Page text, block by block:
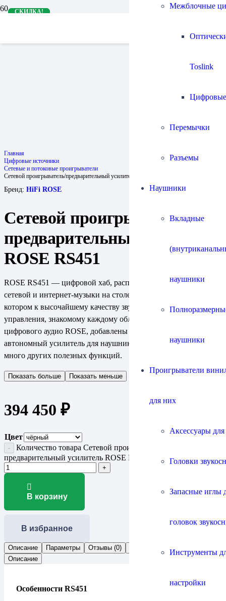
Межблочные
Toslink
Цифровые
Перемычки
Разъемы
Наушники
Вкладные
наушники
наушники
Проигрыватели
для них
Аксессуары
Головки
Запасные иглы
головок
Инструменты
настройки
Главная
Цифровые источники
Сетевые и потоковые проигрыватели
Сетевой проигрыватель/предварительный усилитель ROSE RS451
Бренд: HiFi ROSE
Сетевой проигрыватель/
предварительный усилитель
ROSE RS451
ROSE RS451 — цифровой хаб, распределительный центр для
сетевой и интернет-музыки на столе или в аудиосистеме, в
котором к высочайшему качеству звука и удобству
управления, знакомому каждому обладателю аппаратуры для
цифрового аудио ROSE, добавлены высококлассный
автономный усилитель для наушников, предусилитель и
много других полезных функций.
Показать больше Показать меньше
394 450 ₽
Цвет
Количество товара Сетевой проигрыватель/
предварительный усилитель ROSE RS451
В корзину
В избранное
Описание Параметры Отзывы (0)
Описание
Особенности RS451
СКИДКА!
СКИДКА!